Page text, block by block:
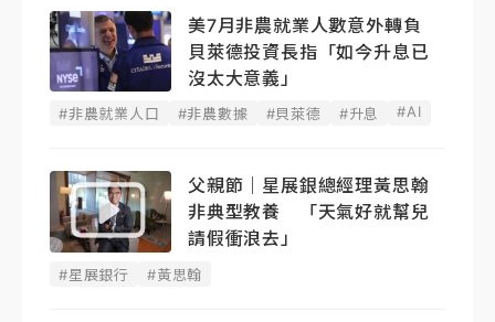
美7月非農就業人數意外轉負
貝萊德投資長指「如今升息已
沒太大意義」
#非農就業人口 #非農數據 #貝萊德 #升息 #AI
父親節｜星展銀總經理黃思翰
非典型教養 「天氣好就幫兒
請假衝浪去」
#星展銀行 #黃思翰